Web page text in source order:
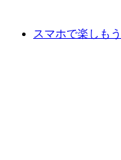
スマホで楽しもう